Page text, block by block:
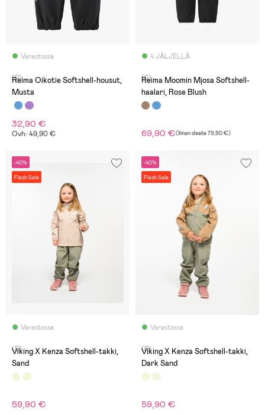
Varastossa
(0)
Reima Oikotie Softshell-housut,
Musta
32,90 €
Ovh: 49,90 €
4 JÄLJELLÄ
(0)
Reima Moomin Mjosa Softshell-
haalari, Rose Blush
69,90 €(Ilman dealia79,90 €)
-40%
Flash Sale
Varastossa
(0)
Viking X Kenza Softshell-takki,
Sand
59,90 €
-40%
Flash Sale
Varastossa
(0)
Viking X Kenza Softshell-takki,
Dark Sand
59,90 €